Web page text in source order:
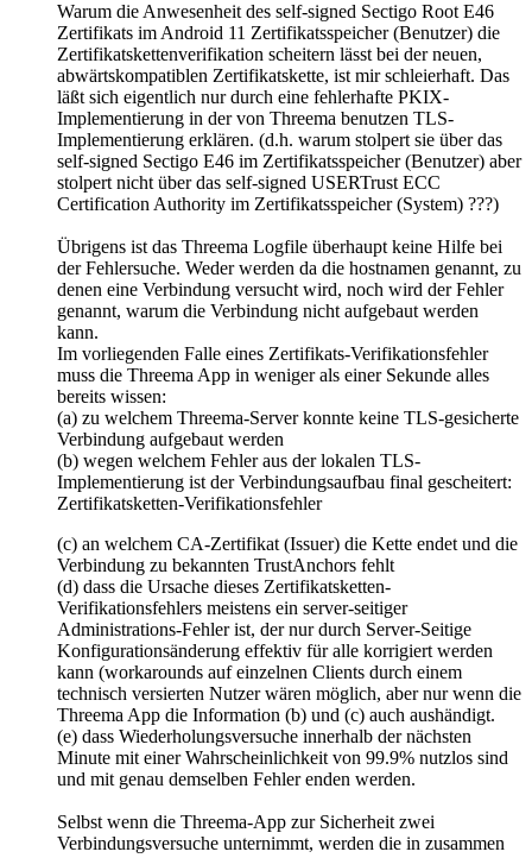
Warum die Anwesenheit des self-signed Sectigo Root E46
Zertifikats im Android 11 Zertifikatsspeicher (Benutzer) die
Zertifikatskettenverifikation scheitern lässt bei der neuen,
abwärtskompatiblen Zertifikatskette, ist mir schleierhaft. Das
läßt sich eigentlich nur durch eine fehlerhafte PKIX-
Implementierung in der von Threema benutzen TLS-
Implementierung erklären. (d.h. warum stolpert sie über das
self-signed Sectigo E46 im Zertifikatsspeicher (Benutzer) aber
stolpert nicht über das self-signed USERTrust ECC
Certification Authority im Zertifikatsspeicher (System) ???)
Übrigens ist das Threema Logfile überhaupt keine Hilfe bei
der Fehlersuche. Weder werden da die hostnamen genannt, zu
denen eine Verbindung versucht wird, noch wird der Fehler
genannt, warum die Verbindung nicht aufgebaut werden
kann.
Im vorliegenden Falle eines Zertifikats-Verifikationsfehler
muss die Threema App in weniger als einer Sekunde alles
bereits wissen:
(a) zu welchem Threema-Server konnte keine TLS-gesicherte
Verbindung aufgebaut werden
(b) wegen welchem Fehler aus der lokalen TLS-
Implementierung ist der Verbindungsaufbau final gescheitert:
Zertifikatsketten-Verifikationsfehler
(c) an welchem CA-Zertifikat (Issuer) die Kette endet und die
Verbindung zu bekannten TrustAnchors fehlt
(d) dass die Ursache dieses Zertifikatsketten-
Verifikationsfehlers meistens ein server-seitiger
Administrations-Fehler ist, der nur durch Server-Seitige
Konfigurationsänderung effektiv für alle korrigiert werden
kann (workarounds auf einzelnen Clients durch einem
technisch versierten Nutzer wären möglich, aber nur wenn die
Threema App die Information (b) und (c) auch aushändigt.
(e) dass Wiederholungsversuche innerhalb der nächsten
Minute mit einer Wahrscheinlichkeit von 99.9% nutzlos sind
und mit genau demselben Fehler enden werden.
Selbst wenn die Threema-App zur Sicherheit zwei
Verbindungsversuche unternimmt, werden die in zusammen